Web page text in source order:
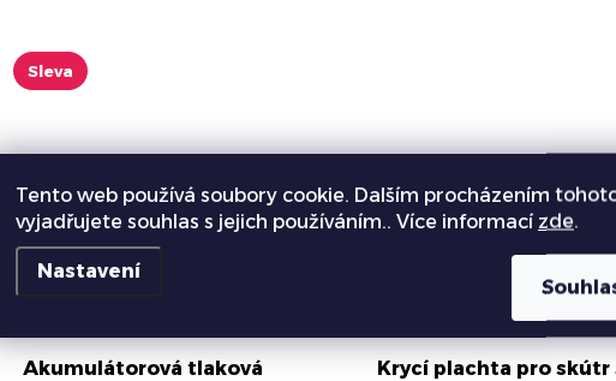
Tento web používá soubory cookie. Dalším procházením
vyjadřujete souhlas s jejich používáním.. Více informací zde.
Nastavení
Sleva
Akumulátorová tlaková
Krycí plachta pro skútr